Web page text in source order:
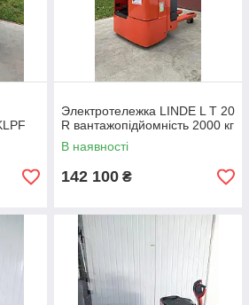
Электротележка LINDE L T 20
R вантажопідйомність 2000 кг
В наявності
142 100 ₴